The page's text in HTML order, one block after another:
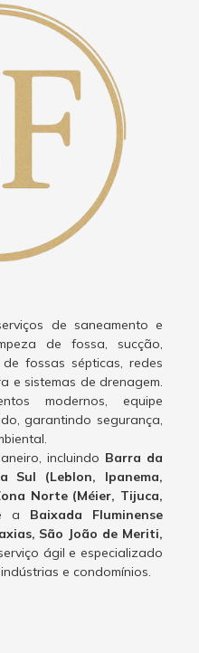
de saneamento e
de fossa, sucção,
fossas sépticas, redes
e sistemas de drenagem.
modernos, equipe
garantindo segurança,
incluindo Barra da
Sul (Leblon, Ipanema,
Norte (Méier, Tijuca,
a Baixada Fluminense
São João de Meriti,
ágil e especializado
e condomínios.